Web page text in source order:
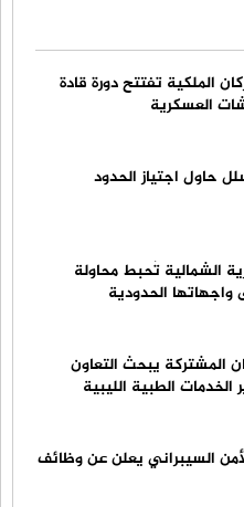
الملكية تفتتح دورة قادة
العسكرية
حاول اجتياز الحدود
الشمالية تُحبط محاولة
الحدودية
المشتركة يبحث التعاون
الطبية الليبية
السيبراني يعلن عن وظائف